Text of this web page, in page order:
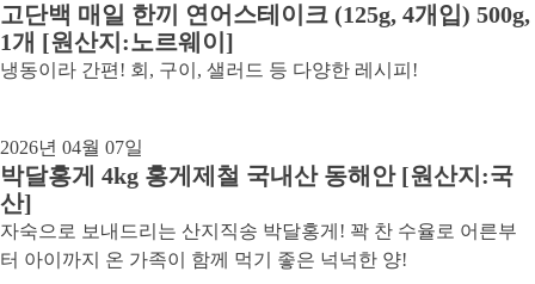
고단백 매일 한끼 연어스테이크 (125g, 4개입) 500g,
1개 [원산지:노르웨이]
냉동이라 간편! 회, 구이, 샐러드 등 다양한 레시피!
2026년 04월 07일
박달홍게 4kg 홍게제철 국내산 동해안 [원산지:국
산]
자숙으로 보내드리는 산지직송 박달홍게! 꽉 찬 수율로 어른부
터 아이까지 온 가족이 함께 먹기 좋은 넉넉한 양!